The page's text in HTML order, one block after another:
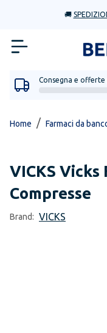
🚚
Consegna e offerte
Home / Farmaci da
VICKS Vicks
Compresse
Brand: VICKS